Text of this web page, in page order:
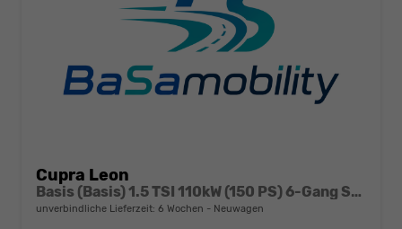
Cupra Leon
Basis (Basis) 1.5 TSI 110kW (150 PS) 6-Gang Schaltgetriebe
unverbindliche Lieferzeit: 6 Wochen Neuwagen